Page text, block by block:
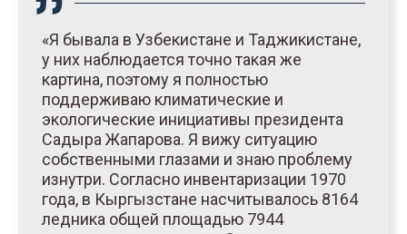
«Я бывала в Узбекистане и Таджикистане,
у них наблюдается точно такая же
картина, поэтому я полностью
поддерживаю климатические и
экологические инициативы президента
Садыра Жапарова. Я вижу ситуацию
собственными глазами и знаю проблему
изнутри. Согласно инвентаризации 1970
года, в Кыргызстане насчитывалось 8164
ледника общей площадью 7944